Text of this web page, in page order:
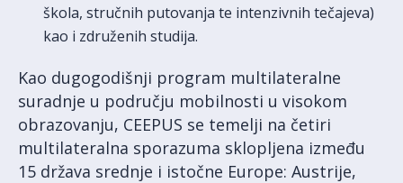
škola, stručnih putovanja te intenzivnih tečajeva)
kao i združenih studija.
Kao dugogodišnji program multilateralne
suradnje u području mobilnosti u visokom
obrazovanju, CEEPUS se temelji na četiri
multilateralna sporazuma sklopljena između
15 država srednje i istočne Europe: Austrije,